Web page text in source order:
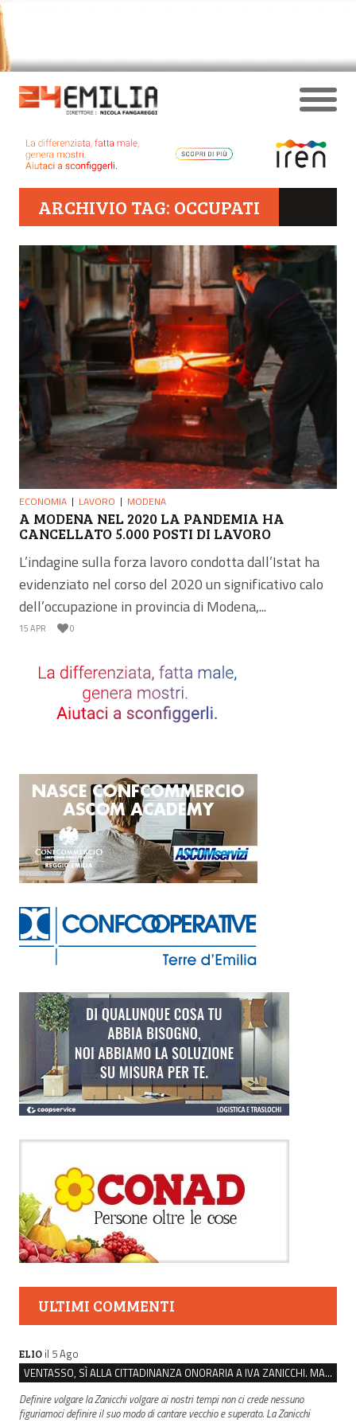
ARCHIVIO TAG: OCCUPATI
ECONOMIA LAVORO MODENA
A MODENA NEL 2020 LA PANDEMIA HA
CANCELLATO 5.000 POSTI DI LAVORO
L’indagine sulla forza lavoro condotta dall’Istat ha
evidenziato nel corso del 2020 un significativo calo
dell’occupazione in provincia di Modena,...
15 APR 0
ULTIMI COMMENTI
ELIO il 5 Ago
VENTASSO, SÌ ALLA CITTADINANZA ONORARIA A IVA ZANICCHI. MA BARGIACCHI: “È DI PESSIMO GUSTO”
Definire volgare la Zanicchi volgare ai nostri tempi non ci crede nessuno
figuriamoci definire il suo modo di cantare vecchio e superato. La Zanicchi